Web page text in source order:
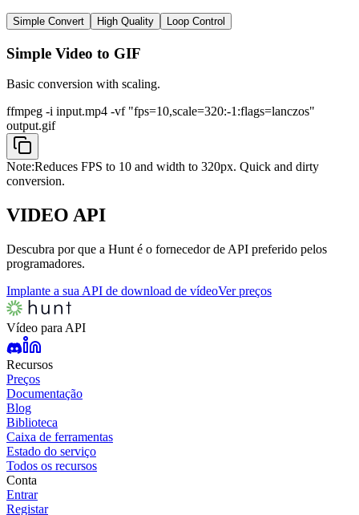
Simple Convert High Quality Loop Control
Simple Video to GIF
Basic conversion with scaling.
ffmpeg -i input.mp4 -vf "fps=10,scale=320:-1:flags=lanczos"
output.gif
Note:Reduces FPS to 10 and width to 320px. Quick and dirty
conversion.
VIDEO API
Descubra por que a Hunt é o fornecedor de API preferido pelos
programadores.
Implante a sua API de download de vídeoVer preços
Vídeo para API
Recursos
Preços
Documentação
Blog
Biblioteca
Caixa de ferramentas
Estado do serviço
Todos os recursos
Conta
Entrar
Registar